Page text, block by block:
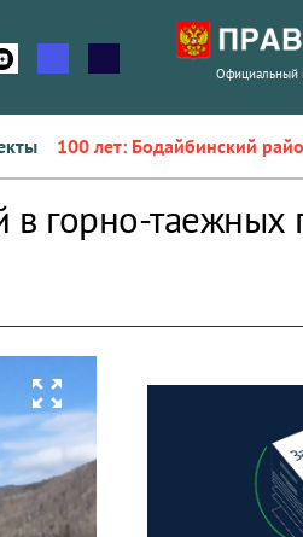
Официальный
100 лет: Бодайбинский
горно-таежных
zoom_out_map